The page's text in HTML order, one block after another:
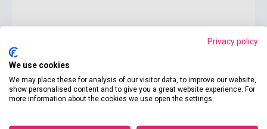
Privacy policy
We use cookies
We may place these for analysis of our visitor data, to improve our website,
show personalised content and to give you a great website experience. For
more information about the cookies we use open the settings.